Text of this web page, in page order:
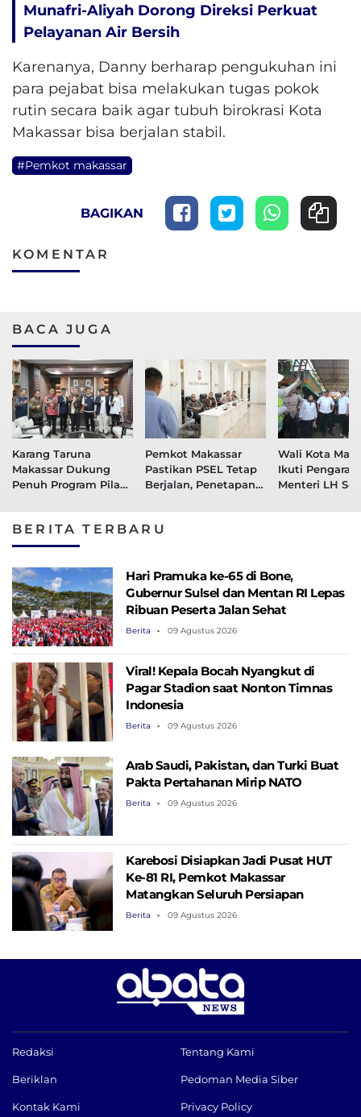
Munafri-Aliyah Dorong Direksi Perkuat
Pelayanan Air Bersih
Karenanya, Danny berharap pengukuhan ini
para pejabat bisa melakukan tugas pokok
rutin secara baik agar tubuh birokrasi Kota
Makassar bisa berjalan stabil.
#Pemkot makassar
BAGIKAN
KOMENTAR
BACA JUGA
Karang Taruna
Makassar Dukung
Penuh Program Pilah
sebagai Pilar Sosial
Pemkot Makassar
Pastikan PSEL Tetap
Berjalan, Penetapan
Wali Kota
Ikuti
Menteri LH
BERITA TERBARU
Hari Pramuka ke-65 di Bone,
Gubernur Sulsel dan Mentan RI Lepas
Ribuan Peserta Jalan Sehat
Berita 09 Agustus 2026
Viral! Kepala Bocah Nyangkut di
Pagar Stadion saat Nonton Timnas
Indonesia
Berita 09 Agustus 2026
Arab Saudi, Pakistan, dan Turki Buat
Pakta Pertahanan Mirip NATO
Berita 09 Agustus 2026
Karebosi Disiapkan Jadi Pusat HUT
Ke-81 RI, Pemkot Makassar
Matangkan Seluruh Persiapan
Berita 09 Agustus 2026
Redaksi Tentang Kami
Beriklan Pedoman Media Siber
Kontak Kami Privacy Policy